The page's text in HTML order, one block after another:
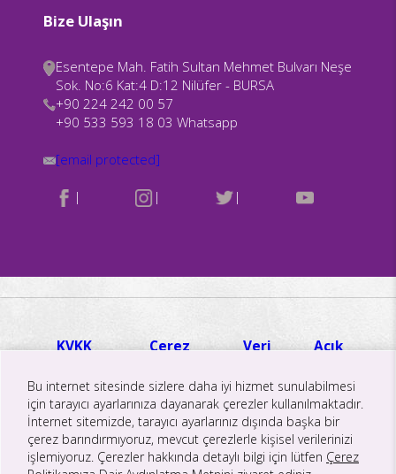
Bize Ulaşın
Esentepe Mah. Fatih Sultan Mehmet Bulvarı Neşe
Sok. No:6 Kat:4 D:12 Nilüfer - BURSA
+90 224 242 00 57
+90 533 593 18 03 Whatsapp
[email protected]
| | |
KVKK
Aydınlatma
Metni
Çerez
Aydınlatma
Metni
Veri
Saklama
Politikası
Açık
Metni
Bu internet sitesinde sizlere daha iyi hizmet sunulabilmesi
için tarayıcı ayarlarınıza dayanarak çerezler kullanılmaktadır.
İnternet sitemizde, tarayıcı ayarlarınız dışında başka bir
çerez barındırmıyoruz, mevcut çerezlerle kişisel verilerinizi
işlemiyoruz. Çerezler hakkında detaylı bilgi için lütfen Çerez